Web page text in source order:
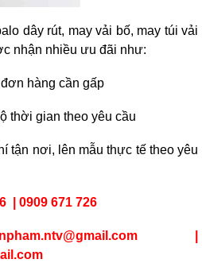
dây rút, may vải bố, may túi vải
nhận nhiều ưu đãi như:
hàng cần gấp
thời gian theo yêu cầu
tận nơi, lên mẫu thực tế theo yêu
| 0909 671 726
|